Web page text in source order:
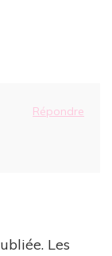
Répondre
Les